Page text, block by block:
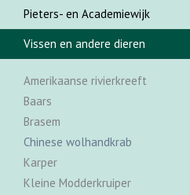
Pieters- en Academiewijk
Vissen en andere dieren
Amerikaanse rivierkreeft
Baars
Brasem
Chinese wolhandkrab
Karper
Kleine Modderkruiper